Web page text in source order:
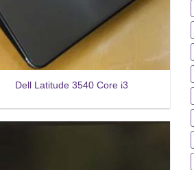
Dell Latitude 3540 Core i3